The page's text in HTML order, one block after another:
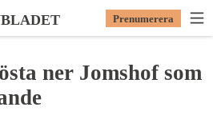
Prenumerera
ner Jomshof som